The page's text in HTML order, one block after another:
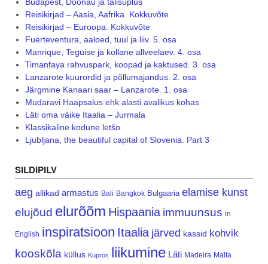
Reisikirjad – Aasia, Aafrika. Kokkuvõte
Reisikirjad – Euroopa. Kokkuvõte
Fuerteventura, aaloed, tuul ja liiv. 5. osa
Manrique, Teguise ja kollane allveelaev. 4. osa
Timanfaya rahvuspark, koopad ja kaktused. 3. osa
Lanzarote kuurordid ja põllumajandus. 2. osa
Järgmine Kanaari saar – Lanzarote. 1. osa
Mudaravi Haapsalus ehk alasti avalikus kohas
Läti oma väike Itaalia – Jurmala
Klassikaline kodune letšo
Ljubljana, the beautiful capital of Slovenia. Part 3
SILDIPILV
aeg allikad armastus Bali Bangkok Bulgaaria elamise kunst
elujõud elurõõm Hispaania immuunsus in
English inspiratsioon Itaalia järved kassid kohvik
kooskõla küllus Küpros liikumine Läti Madeira Malta